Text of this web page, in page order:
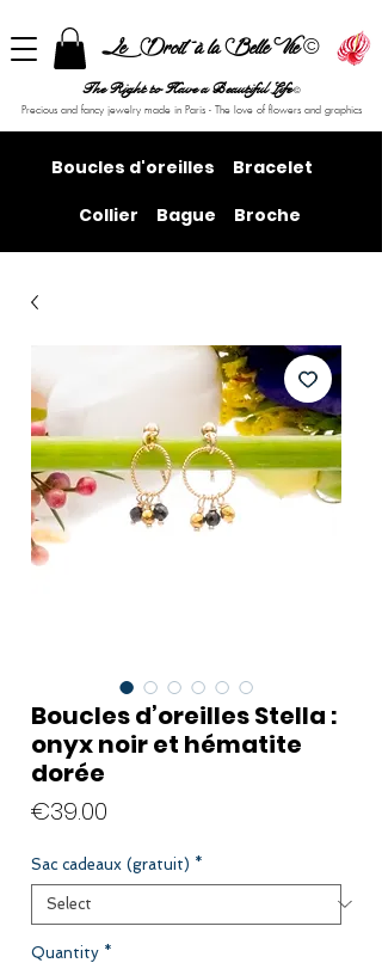
Le Droit à la Belle Vie©
The Right to Have a Beautiful Life©
Precious and fancy jewelry made in Paris - The love of flowers and graphics
Boucles d'oreilles
Bracelet
Collier
Bague Broche
Boucles d’oreilles Stella :
onyx noir et hématite
dorée
€39.00
Sac cadeaux (gratuit) *
Quantity *